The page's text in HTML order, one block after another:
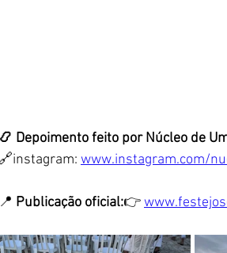
📿 Depoimento feito por Núcleo de
🔗instagram: www.instagram.com/
📍 Publicação oficial:👉